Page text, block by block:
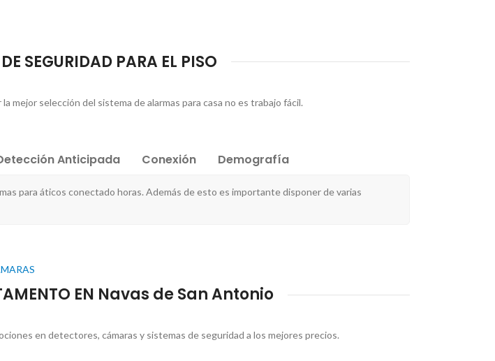
SEGURIDAD PARA EL PISO
mejor selección del sistema de alarmas para casa no es trabajo fácil.
Anticipada Conexión Demografía
para áticos conectado horas. Además de esto es importante disponer de varias
EN Navas de San Antonio
en detectores, cámaras y sistemas de seguridad a los mejores precios.